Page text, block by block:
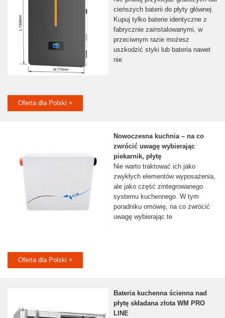
cieńszych baterii do płyty głównej.
Kupuj tylko baterie identyczne z
fabrycznie zainstalowanymi, w
przeciwnym razie możesz
uszkodzić styki lub bateria nawet
nie
Oferta dla Polski +
Nowoczesna kuchnia – na co
zwrócić uwagę wybierając
piekarnik, płytę
Nie warto traktować ich jako
zwykłych elementów wyposażenia,
ale jako część zintegrowanego
systemu kuchennego. W tym
poradniku omówię, na co zwrócić
uwagę wybierając te
Oferta dla Polski +
Bateria kuchenna ścienna nad
płytę składana złota WM PRO
LINE